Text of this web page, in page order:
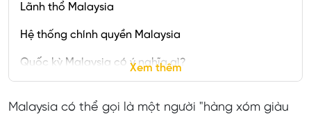
Lãnh thổ Malaysia
Hệ thống chính quyền Malaysia
Quốc kỳ Malaysia có ý nghĩa gì?
Nông nghiệp, lâm nghiệp và thủy sản
Xem thêm
Malaysia có thể gọi là một người "hàng xóm giàu